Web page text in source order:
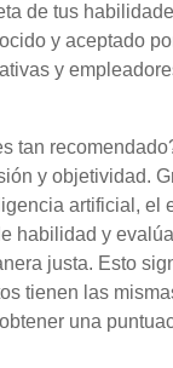
de tus
y aceptado
y
tan
y objetividad.
artificial, el
habilidad y
justa. Esto
tienen las
una